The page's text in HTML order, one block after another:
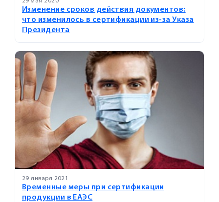
Изменение сроков действия документов:
что изменилось в сертификации из-за Указа
Президента
29 января 2021
Временные меры при сертификации
продукции в ЕАЭС